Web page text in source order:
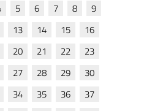
5 6 7 8
9
13 14 15
16
20 21 22
23
27 28 29
30
34 35 36
37